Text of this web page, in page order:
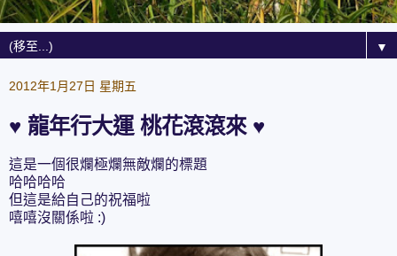
▼
2012年1月27日 星期五
♥ 龍年行大運 桃花滾滾來 ♥
這是一個很爛極爛無敵爛的標題
哈哈哈哈
但這是給自己的祝福啦
嘻嘻沒關係啦 :)